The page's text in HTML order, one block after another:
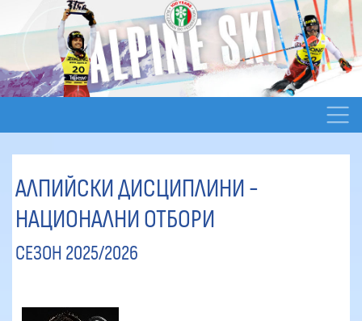
АЛПИЙСКИ ДИСЦИПЛИНИ -
НАЦИОНАЛНИ ОТБОРИ
СЕЗОН 2025/2026